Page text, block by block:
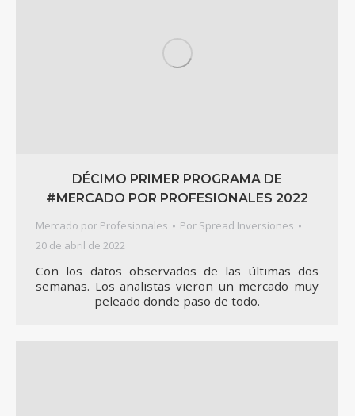
DÉCIMO PRIMER PROGRAMA DE
#MERCADO POR PROFESIONALES 2022
Mercado por Profesionales Por Spread Inversiones
20 de abril de 2022
Con los datos observados de las últimas dos
semanas. Los analistas vieron un mercado muy
peleado donde paso de todo.